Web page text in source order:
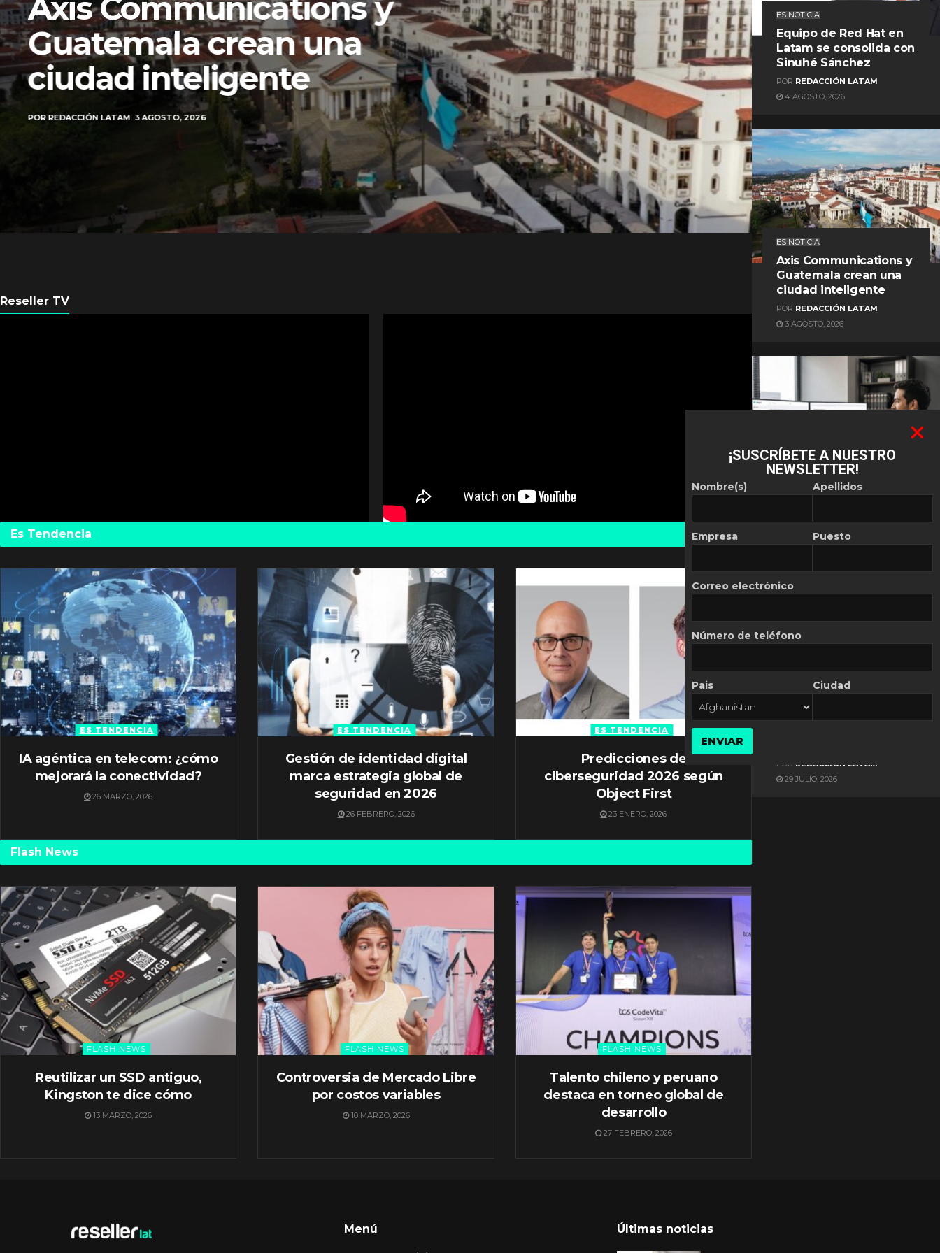
Axis Communications y
Guatemala crean una
ciudad inteligente
POR REDACCIÓN LATAM 3 AGOSTO, 2026
Reseller TV
Es Tendencia
ES TENDENCIA
IA agéntica en telecom: ¿cómo
mejorará la conectividad?
26 MARZO, 2026
ES TENDENCIA
Gestión de identidad digital
marca estrategia global de
seguridad en 2026
26 FEBRERO, 2026
ES TENDENCIA
Predicciones de
ciberseguridad 2026 según
Object First
23 ENERO, 2026
Flash News
FLASH NEWS
Reutilizar un SSD antiguo,
Kingston te dice cómo
13 MARZO, 2026
FLASH NEWS
Controversia de Mercado Libre
por costos variables
10 MARZO, 2026
FLASH NEWS
Talento chileno y peruano
destaca en torneo global de
desarrollo
27 FEBRERO, 2026
ES NOTICIA
Equipo de Red Hat en
Latam se consolida con
Sinuhé Sánchez
POR REDACCIÓN LATAM
4 AGOSTO, 2026
ES NOTICIA
Axis Communications y
Guatemala crean una
ciudad inteligente
POR REDACCIÓN LATAM
3 AGOSTO, 2026
ES NOTICIA
Automatización de las
REDACCIÓN LATAM
ES NOTICIA
POR REDACCIÓN LATAM
29 JULIO, 2026
Menú Últimas noticias
¡SUSCRÍBETE A NUESTRO
NEWSLETTER!
Nombre(s)
Empresa
Apellidos
Puesto
Correo electrónico
Número de teléfono
Pais Ciudad
ENVIAR